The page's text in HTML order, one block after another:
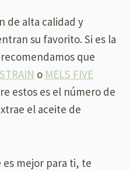
de alta calidad y
su favorito. Si es la
que
o MELS FIVE
estos es el número de
el aceite de
es mejor para ti, te